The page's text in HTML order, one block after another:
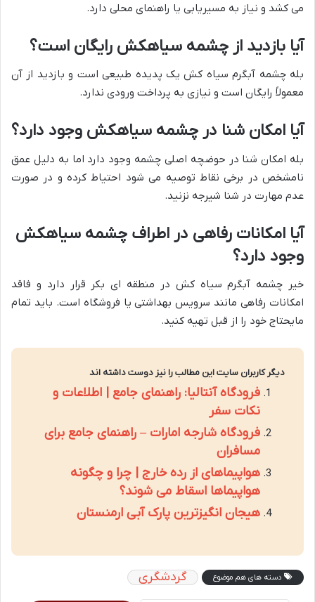
می کشد و نیاز به مسیریابی یا راهنمای محلی دارد.
آیا بازدید از چشمه سیاهکش رایگان است؟
بله چشمه آبگرم سیاه کش یک پدیده طبیعی است و بازدید از آن
معمولاً رایگان است و نیازی به پرداخت ورودی ندارد.
آیا امکان شنا در چشمه سیاهکش وجود دارد؟
بله امکان شنا در حوضچه اصلی چشمه وجود دارد اما به دلیل عمق
نامشخص در برخی نقاط توصیه می شود احتیاط کرده و در صورت
عدم مهارت در شنا شیرجه نزنید.
آیا امکانات رفاهی در اطراف چشمه سیاهکش
وجود دارد؟
خیر چشمه آبگرم سیاه کش در منطقه ای بکر قرار دارد و فاقد
امکانات رفاهی مانند سرویس بهداشتی یا فروشگاه است. باید تمام
مایحتاج خود را از قبل تهیه کنید.
دیگر کاربران سایت این مطالب را نیز دوست داشته اند
فرودگاه آنتالیا: راهنمای جامع | اطلاعات و
نکات سفر
فرودگاه شارجه امارات – راهنمای جامع برای
مسافران
هواپیماهای از رده خارج | چرا و چگونه
هواپیماها اسقاط می شوند؟
هیجان انگیزترین پارک آبی ارمنستان
دسته های هم موضوع گردشگری